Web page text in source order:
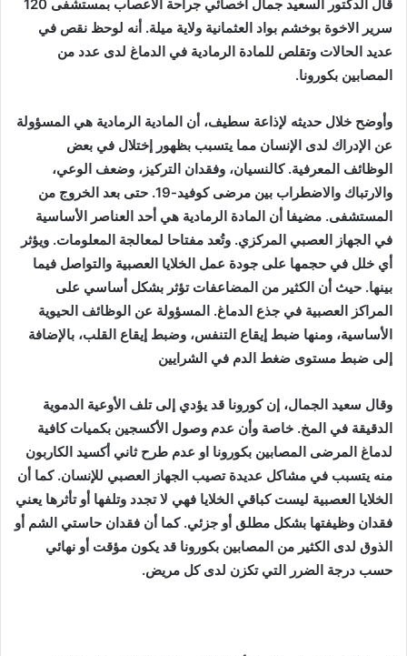
قال الدكتور السعيد جمال أخصائي جراحة الأعصاب بمستشفى 120
سرير الاخوة بوخشم بواد العثمانية ولاية ميلة. أنه لوحظ نقص في
عديد الحالات وتقلص للمادة الرمادية في الدماغ لدى عدد من
المصابين بكورونا.
وأوضح خلال حديثه لإذاعة سطيف، أن المادية الرمادية هي المسؤولة
عن الإدراك لدى الإنسان مما يتسبب بظهور إختلال في بعض
الوظائف المعرفية. كالنسيان، وفقدان التركيز، وضعف الوعي،
والارتباك والاضطراب بين مرضى كوفيد-19. حتى بعد الخروج من
المستشفى. مضيفا أن المادة الرمادية هي أحد العناصر الأساسية
في الجهاز العصبي المركزي. وتُعد مفتاحا لمعالجة المعلومات. ويؤثر
أي خلل في حجمها على جودة عمل الخلايا العصبية والتواصل فيما
بينها. حيث أن الكثير من المضاعفات تؤثر بشكل أساسي على
المراكز العصبية في جذع الدماغ. المسؤولة عن الوظائف الحيوية
الأساسية، ومنها ضبط إيقاع التنفس، وضبط إيقاع القلب، بالإضافة
إلى ضبط مستوى ضغط الدم في الشرايين
وقال سعيد الجمال، إن كورونا قد يؤدي إلى تلف الأوعية الدموية
الدقيقة في المخ. خاصة وأن عدم وصول الأكسجين بكميات كافية
لدماغ المرضى المصابين بكورونا او عدم طرح ثاني أكسيد الكاربون
منه يتسبب في مشاكل عديدة تصيب الجهاز العصبي للإنسان. كما أن
الخلايا العصبية ليست كباقي الخلايا فهي لا تجدد وتلفها أو تأثرها يعني
فقدان وظيفتها بشكل مطلق أو جزئي. كما أن فقدان حاستي الشم أو
الذوق لدى الكثير من المصابين بكورونا قد يكون مؤقت أو نهائي
حسب درجة الضرر التي تكزن لدى كل مريض.